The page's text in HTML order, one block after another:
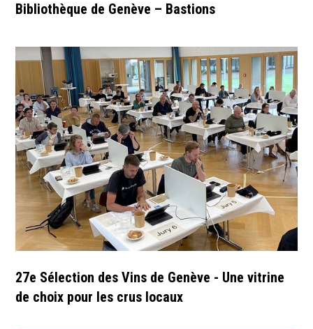
Bibliothèque de Genève – Bastions
27e Sélection des Vins de Genève - Une vitrine
de choix pour les crus locaux